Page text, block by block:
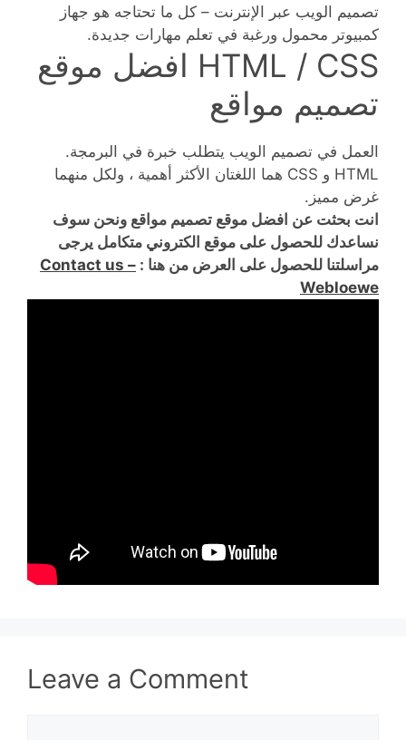
تصميم الويب عبر الإنترنت – كل ما تحتاجه هو جهاز
كمبيوتر محمول ورغبة في تعلم مهارات جديدة.
HTML / CSS افضل موقع
تصميم مواقع
العمل في تصميم الويب يتطلب خبرة في البرمجة.
HTML و CSS هما اللغتان الأكثر أهمية ، ولكل منهما
غرض مميز.
انت بحثت عن افضل موقع تصميم مواقع ونحن سوف
نساعدك للحصول على موقع الكتروني متكامل يرجى
مراسلتنا للحصول على العرض من هنا : Contact us –
Webloewe
Leave a Comment